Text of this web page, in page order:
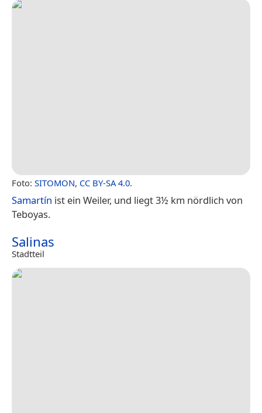
Foto: SITOMON, CC BY-SA 4.0.
Samartín ist ein Weiler, und liegt 3½ km nördlich von
Teboyas.
Salinas
Stadtteil